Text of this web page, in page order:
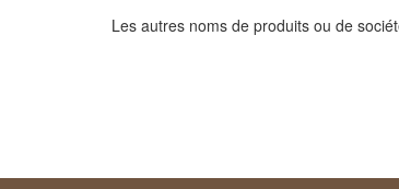
Les autres noms de produits ou de